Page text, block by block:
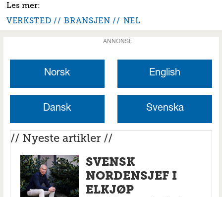
VERKSTED BRANSJEN NEL
ANNONSE
Norsk English
Dansk Svenska
// Nyeste artikler //
SVENSK
NORDENSJEF I
ELKJØP